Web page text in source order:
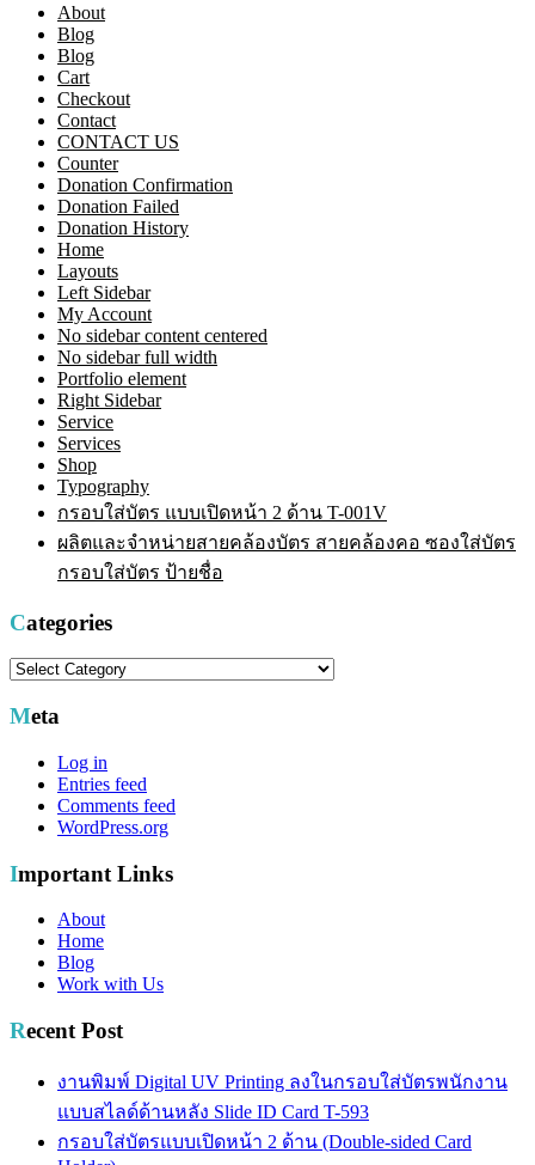
About
Blog
Blog
Cart
Checkout
Contact
CONTACT US
Counter
Donation Confirmation
Donation Failed
Donation History
Home
Layouts
Left Sidebar
My Account
No sidebar content centered
No sidebar full width
Portfolio element
Right Sidebar
Service
Services
Shop
Typography
กรอบใส่บัตร แบบเปิดหน้า 2 ด้าน T-001V
ผลิตและจำหน่ายสายคล้องบัตร สายคล้องคอ ซองใส่บัตร
กรอบใส่บัตร ป้ายชื่อ
Categories
Categories
Meta
Log in
Entries feed
Comments feed
WordPress.org
Important Links
About
Home
Blog
Work with Us
Recent Post
งานพิมพ์ Digital UV Printing ลงในกรอบใส่บัตรพนักงาน
แบบสไลด์ด้านหลัง Slide ID Card T-593
กรอบใส่บัตรแบบเปิดหน้า 2 ด้าน (Double-sided Card